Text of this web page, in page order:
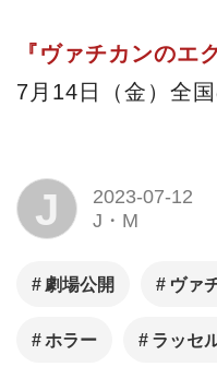
『ヴァチカンのエ
7月14日（金）全
J
2023-07-12
J・M
劇場公開 ヴァ
ホラー ラッセ